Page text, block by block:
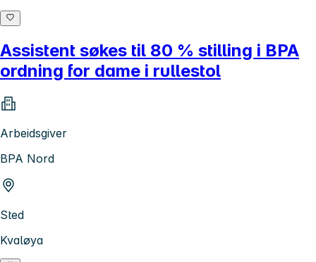
Assistent søkes til 80 % stilling i BPA
ordning for dame i rullestol
Arbeidsgiver
BPA Nord
Sted
Kvaløya